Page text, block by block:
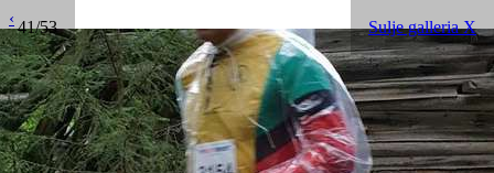
41/53 Sulje galleria X
‹